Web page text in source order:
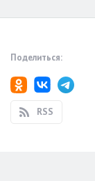
Поделиться:
RSS